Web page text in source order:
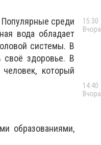
среди
вода обладает
системы. В
своё здоровье. В
который
образованиями,
15:30
Вчора
14:40
Вчора